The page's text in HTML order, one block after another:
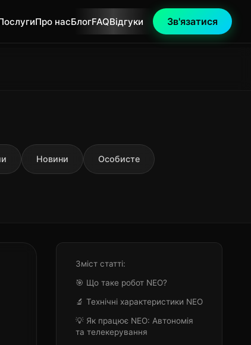
Про насБлогFAQВідгуки Зв'язатися
Новини Особисте
Зміст статті:
🎯 Що таке робот NEO?
🔬 Технічні характеристики NEO
💡 Як працює NEO: Автономія
та телекерування